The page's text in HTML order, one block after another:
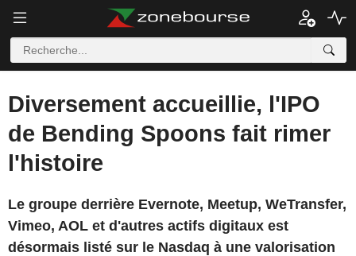
Diversement accueillie, l'IPO
de Bending Spoons fait rimer
l'histoire
Le groupe derrière Evernote, Meetup, WeTransfer,
Vimeo, AOL et d'autres actifs digitaux est
désormais listé sur le Nasdaq à une valorisation